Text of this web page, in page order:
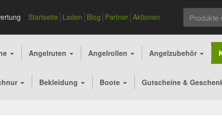
Startseite Laden Blog Partner Aktionen
nach:
Angelruten Angelrollen Angelzubehör
Bekleidung Boote Gutscheine &